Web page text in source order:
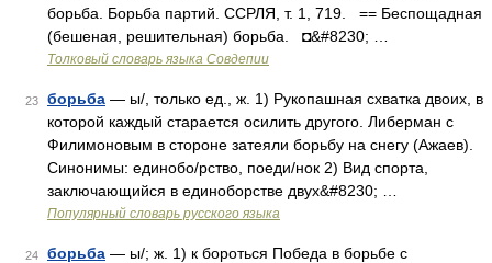
борьба. Борьба партий. ССРЛЯ, т. 1, 719. == Беспощадная
(бешеная, решительная) борьба. ◘&#8230; …
Толковый словарь языка Совдепии
23 борьба — ы/, только ед., ж. 1) Рукопашная схватка двоих, в
которой каждый старается осилить другого. Либерман с
Филимоновым в стороне затеяли борьбу на снегу (Ажаев).
Синонимы: единобо/рство, поеди/нок 2) Вид спорта,
заключающийся в единоборстве двух&#8230; …
Популярный словарь русского языка
24 борьба — ы/; ж. 1) к бороться Победа в борьбе с